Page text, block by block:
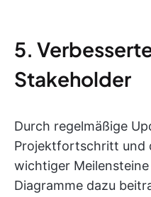
5.
Stakeholder
Durch regelmäßige
Projektfortschritt und
wichtiger
Diagramme dazu